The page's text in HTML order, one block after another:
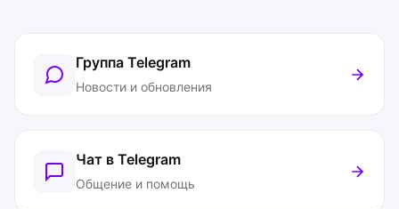
Группа Telegram
Новости и обновления
Чат в Telegram
Общение и помощь